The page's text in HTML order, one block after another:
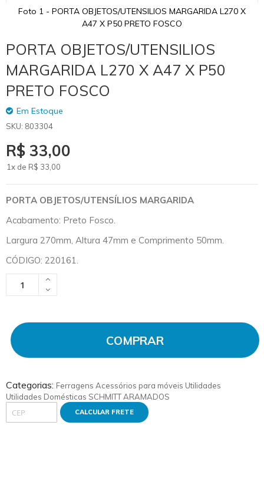
PORTA OBJETOS/UTENSILIOS
MARGARIDA L270 X A47 X P50
PRETO FOSCO
Em Estoque
SKU 803304
R$ 33,00
1x de R$ 33 ,00
PORTA OBJETOS/UTENSÍLIOS MARGARIDA
Acabamento: Preto Fosco.
Largura 270mm, Altura 47mm e Comprimento 50mm.
CÓDIGO: 220161.
COMPRAR
Categorias: Ferragens Acessórios para móveis Utilidades
Utilidades Domésticas SCHMITT ARAMADOS
CALCULAR FRETE
Foto 1 - PORTA OBJETOS/UTENSILIOS MARGARIDA L270 X
A47 X P50 PRETO FOSCO
Skip
to
the
beginning
of
the
images